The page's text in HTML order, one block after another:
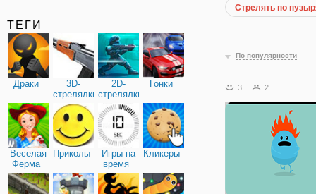
предметов
ТЕГИ
Драки
3D-
стрелялки
2D-
стрелялки
Гонки
Веселая
Ферма
Приколы
Игры на
время
Кликеры
Стрелять по
По популярности
3 2